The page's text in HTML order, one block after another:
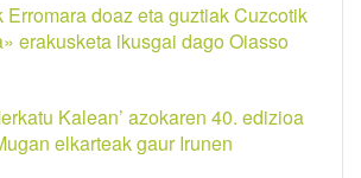
Erromara doaz eta guztiak Cuzcotik
erakusketa ikusgai dago Oiasso
Kalean’ azokaren 40. edizioa
elkarteak gaur Irunen